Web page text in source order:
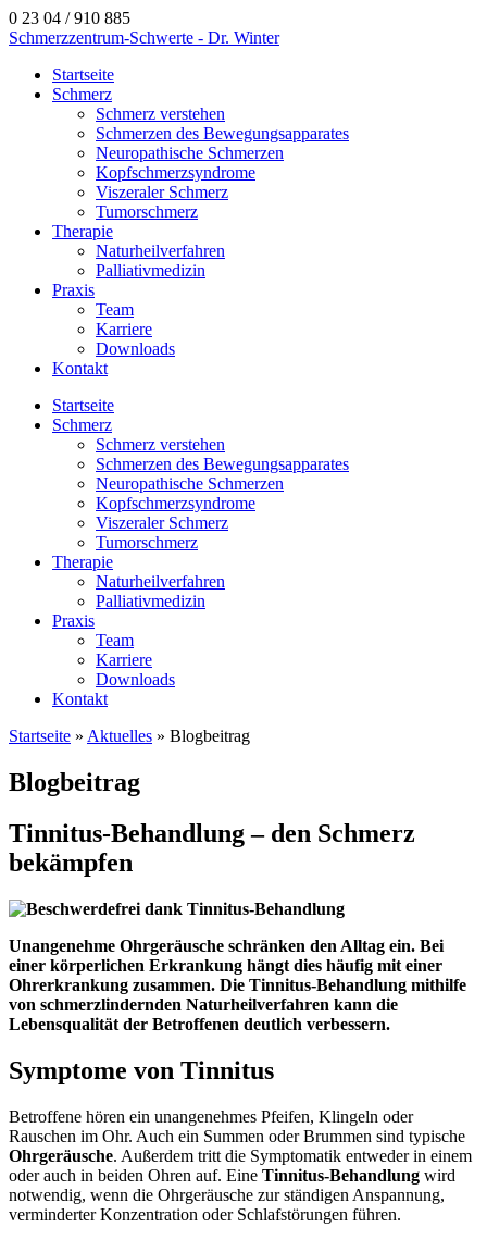
0 23 04 / 910 885
Schmerzzentrum-Schwerte - Dr. Winter
Startseite
Schmerz
Schmerz verstehen
Schmerzen des Bewegungsapparates
Neuropathische Schmerzen
Kopfschmerzsyndrome
Viszeraler Schmerz
Tumorschmerz
Therapie
Naturheilverfahren
Palliativmedizin
Praxis
Team
Karriere
Downloads
Kontakt
Startseite
Schmerz
Schmerz verstehen
Schmerzen des Bewegungsapparates
Neuropathische Schmerzen
Kopfschmerzsyndrome
Viszeraler Schmerz
Tumorschmerz
Therapie
Naturheilverfahren
Palliativmedizin
Praxis
Team
Karriere
Downloads
Kontakt
Startseite » Aktuelles » Blogbeitrag
Blogbeitrag
Tinnitus-Behandlung – den Schmerz
bekämpfen
Unangenehme Ohrgeräusche schränken den Alltag ein. Bei
einer körperlichen Erkrankung hängt dies häufig mit einer
Ohrerkrankung zusammen. Die Tinnitus-Behandlung mithilfe
von schmerzlindernden Naturheilverfahren kann die
Lebensqualität der Betroffenen deutlich verbessern.
Symptome von Tinnitus
Betroffene hören ein unangenehmes Pfeifen, Klingeln oder
Rauschen im Ohr. Auch ein Summen oder Brummen sind typische
Ohrgeräusche. Außerdem tritt die Symptomatik entweder in einem
oder auch in beiden Ohren auf. Eine Tinnitus-Behandlung wird
notwendig, wenn die Ohrgeräusche zur ständigen Anspannung,
verminderter Konzentration oder Schlafstörungen führen.